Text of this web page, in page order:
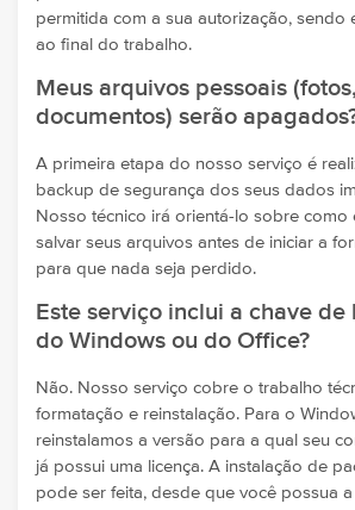
permitida com a sua autorização, sendo
ao final do trabalho.
Meus arquivos pessoais (fotos,
documentos) serão
A primeira etapa do nosso serviço é
backup de segurança dos seus dados
Nosso técnico irá orientá-lo sobre como
salvar seus arquivos antes de iniciar a
para que nada seja perdido.
Este serviço inclui a chave de
do Windows ou do Office?
Não. Nosso serviço cobre o trabalho
formatação e reinstalação. Para o
reinstalamos a versão para a qual seu
já possui uma licença. A instalação de
pode ser feita, desde que você possua